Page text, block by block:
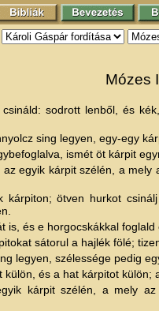
Mózes
sodrott lenből, és
sing legyen, egy-egy
ismét öt kárpit
egyik kárpit szélén, a
kárpiton; ötven hurkot
is, és e horgocskákkal
sátorul a hajlék fölé;
legyen, szélessége pedig
külön, és a hat kárpitot
kárpit szélén, a mely